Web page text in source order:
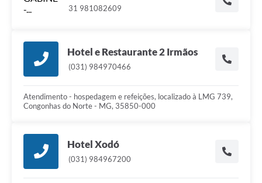
31 981082609
Hotel e Restaurante 2 Irmãos
(031) 984970466
Atendimento - hospedagem e refeições, localizado à LMG 739,
Congonhas do Norte - MG, 35850-000
Hotel Xodó
(031) 984967200